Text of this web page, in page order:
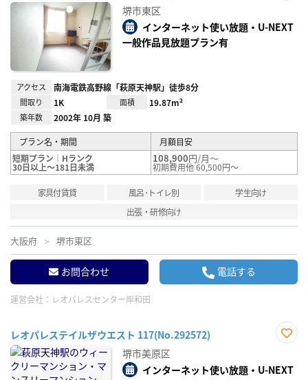
り登
録
堺市東区
インターネット使い放題・U-NEXT
一般作品見放題プラン有
アクセス 南海電鉄高野線「萩原天神駅」徒歩8分
間取り 1K 面積 19.87m²
築年数 2002年 10月 築
プラン名・期間
月額目安
短期プラン｜Hランク
30日以上～181日未満
108,900円/月～
初期費用他 60,500円～
家具付賃貸 風呂･トイレ別
学生向け
出張・研修向け
大阪府 堺市東区
お問合わせ 電話する
運営会社： レオパレスセンター岸和田
レオパレステイルザウエスト 117(No.292572)
り登
堺市美原区
インターネット使い放題・U-NEXT